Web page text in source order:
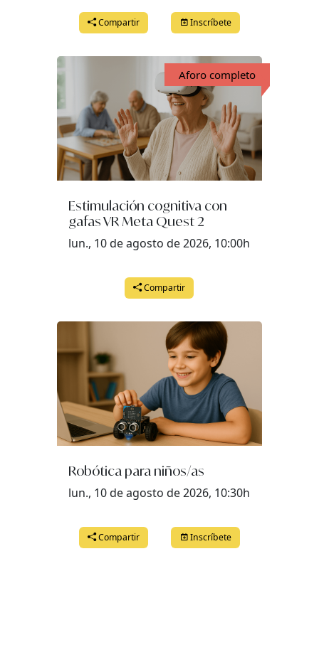
Compartir Inscríbete
Aforo completo
Estimulación cognitiva con
gafas VR Meta Quest 2
lun., 10 de agosto de 2026, 10:00h
Compartir
Robótica para niños/as
lun., 10 de agosto de 2026, 10:30h
Compartir Inscríbete